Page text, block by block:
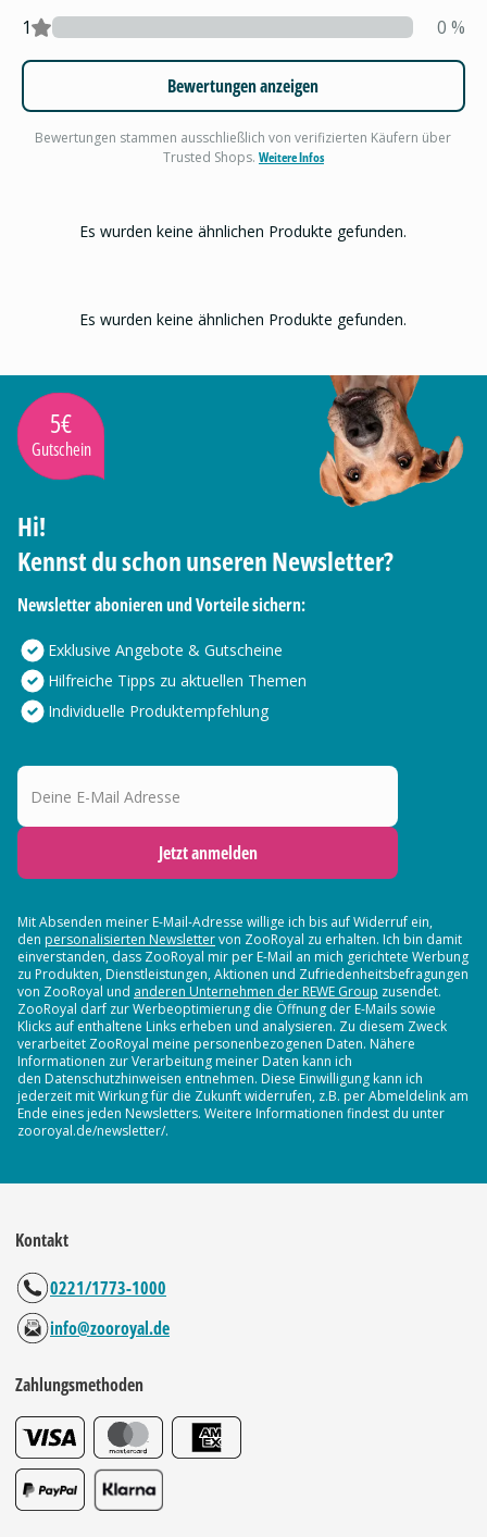
1 0 %
Bewertungen anzeigen
Bewertungen stammen ausschließlich von verifizierten Käufern über
Trusted Shops. Weitere Infos
Es wurden keine ähnlichen Produkte gefunden.
Es wurden keine ähnlichen Produkte gefunden.
5€
Gutschein
Hi!
Kennst du schon unseren Newsletter?
Newsletter abonieren und Vorteile sichern:
Exklusive Angebote & Gutscheine
Hilfreiche Tipps zu aktuellen Themen
Individuelle Produktempfehlung
Deine E-Mail Adresse
Jetzt anmelden
Mit Absenden meiner E-Mail-Adresse willige ich bis auf Widerruf ein,
den personalisierten Newslettervon ZooRoyal zu erhalten. Ich bin damit
einverstanden, dass ZooRoyal mir per E-Mail an mich gerichtete Werbung
zu Produkten, Dienstleistungen, Aktionen und Zufriedenheitsbefragungen
von ZooRoyal und anderen Unternehmen der REWE Group zusendet.
ZooRoyal darf zur Werbeoptimierung die Öffnung der E-Mails sowie
Klicks auf enthaltene Links erheben und analysieren. Zu diesem Zweck
verarbeitet ZooRoyal meine personenbezogenen Daten. Nähere
Informationen zur Verarbeitung meiner Daten kann ich
den Datenschutzhinweisen entnehmen. Diese Einwilligung kann ich
jederzeit mit Wirkung für die Zukunft widerrufen, z.B. per Abmeldelink am
Ende eines jeden Newsletters. Weitere Informationen findest du unter
zooroyal.de/newsletter/.
Kontakt
0221/1773-1000
info@zooroyal.de
Zahlungsmethoden